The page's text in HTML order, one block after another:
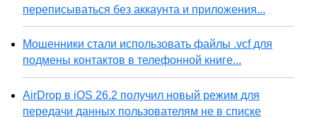
переписываться без аккаунта и приложения...
Мошенники стали использовать файлы .vcf для
подмены контактов в телефонной книге...
AirDrop в iOS 26.2 получил новый режим для
передачи данных пользователям не в списке